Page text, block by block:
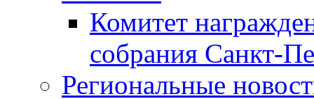
Комитет
собрания Санкт-
Региональные